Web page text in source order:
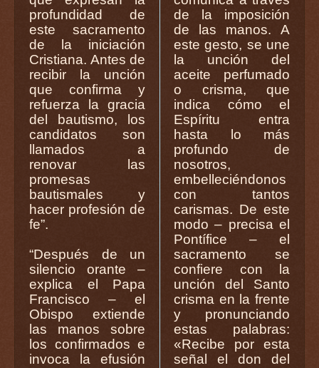
profundidad de
este sacramento
de la iniciación
Cristiana. Antes de
recibir la unción
que confirma y
refuerza la gracia
del bautismo, los
candidatos son
llamados a
renovar las
promesas
bautismales y
hacer profesión de
fe”.
“Después de un
silencio orante –
explica el Papa
Francisco – el
Obispo extiende
las manos sobre
los confirmados e
invoca la efusión
de la imposición
de las manos. A
este gesto, se une
la unción del
aceite perfumado
o crisma, que
indica cómo el
Espíritu entra
hasta lo más
profundo de
nosotros,
embelleciéndonos
con tantos
carismas. De este
modo – precisa el
Pontífice – el
sacramento se
confiere con la
unción del Santo
crisma en la frente
y pronunciando
estas palabras:
«Recibe por esta
señal el don del